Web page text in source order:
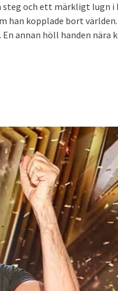
steg och ett märkligt lugn i
han kopplade bort
annan höll handen nära